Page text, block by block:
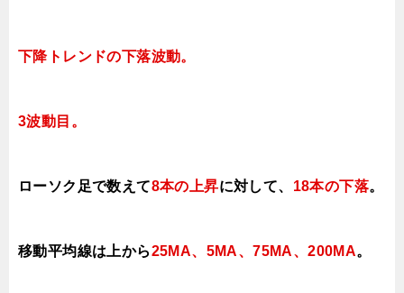
下降トレンドの下落波動。
3波動目。
ローソク足で数えて8本の上昇に対して、 18本の下落。
移動平均線は上から25MA、5MA、75MA、200MA。